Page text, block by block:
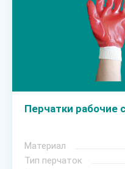
Перчатки
Материал
Тип перчаток